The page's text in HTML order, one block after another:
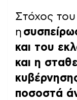
Στόχος
η
και του
και η
ποσοστά